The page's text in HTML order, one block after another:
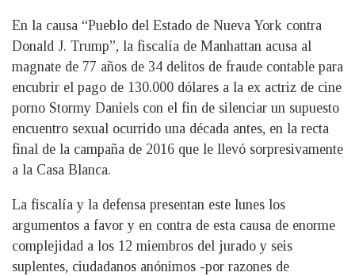
En la causa “Pueblo del Estado de Nueva York contra
Donald J. Trump”, la fiscalía de Manhattan acusa al
magnate de 77 años de 34 delitos de fraude contable para
encubrir el pago de 130.000 dólares a la ex actriz de cine
porno Stormy Daniels con el fin de silenciar un supuesto
encuentro sexual ocurrido una década antes, en la recta
final de la campaña de 2016 que le llevó sorpresivamente
a la Casa Blanca.
La fiscalía y la defensa presentan este lunes los
argumentos a favor y en contra de esta causa de enorme
complejidad a los 12 miembros del jurado y seis
suplentes, ciudadanos anónimos -por razones de